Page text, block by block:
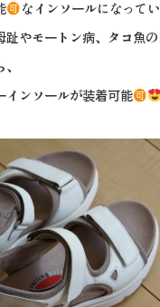
なインソールになって
趾やモートン病、タコ魚
インソールが装着可能